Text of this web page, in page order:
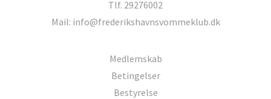
Tlf. 29276002
Mail: info@frederikshavnsvommeklub.dk
Medlemskab
Betingelser
Bestyrelse